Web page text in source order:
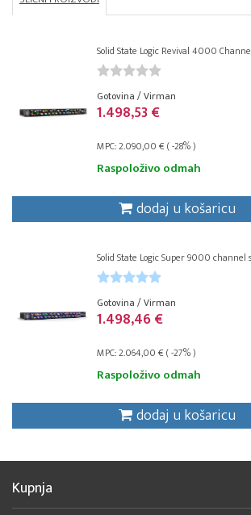
Solid State Logic Revival 4000
Gotovina / Virman
1.498,53 €
MPC: 2.090,00 € ( -28% )
Raspoloživo odmah
dodaj u košaricu
Solid State Logic Super 9000 channel
Gotovina / Virman
1.498,46 €
MPC: 2.064,00 € ( -27% )
Raspoloživo odmah
dodaj u košaricu
Kupnja